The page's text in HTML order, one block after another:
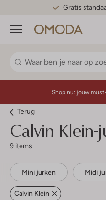
Gratis
Menu
Shop nu: jouw
Terug
Calvin Klein-
9 items
Mini jurken Midi
Calvin Klein